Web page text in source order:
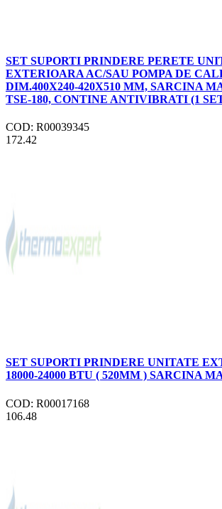
SET SUPORTI PRINDERE PERETE
EXTERIOARA AC/SAU POMPA DE
DIM.400X240-420X510 MM, SARCINA
TSE-180, CONTINE ANTIVIBRATI (1
COD: R00039345
172.42
SET SUPORTI PRINDERE UNITATE
18000-24000 BTU ( 520MM ) SARCINA
COD: R00017168
106.48